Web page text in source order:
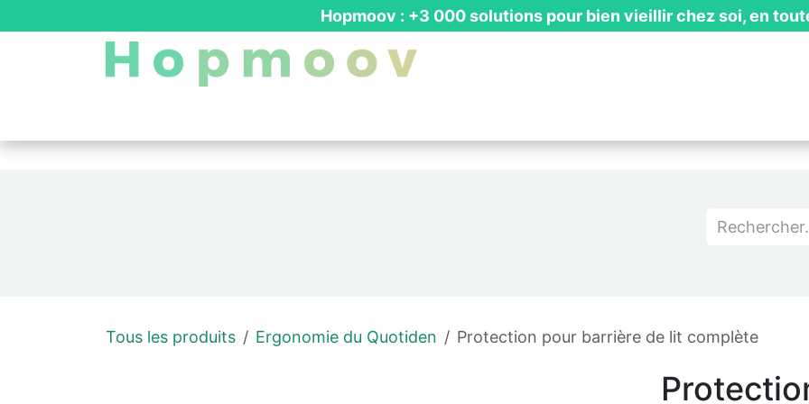
Hopmoov : +3 000 solutions pour bien vieillir chez soi, en
Tous les produits Ergonomie du Quotiden Protection pour barrière de lit complète